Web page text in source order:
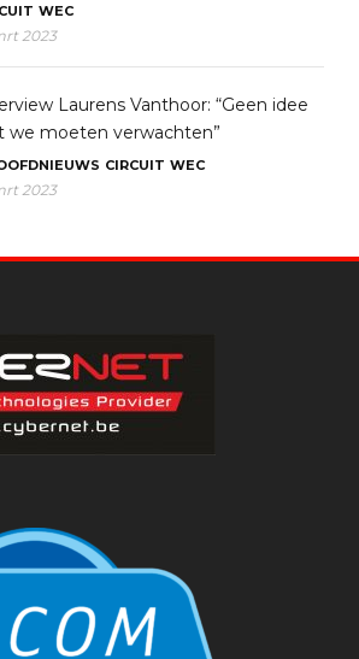
WEC
2023
Laurens Vanthoor: “Geen idee
we moeten verwachten”
CIRCUIT WEC
2023